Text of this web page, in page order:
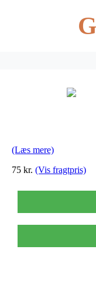
(Læs mere)
75 kr. (Vis fragtpris)